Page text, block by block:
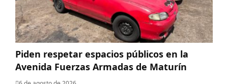
Piden respetar espacios públicos en la
Avenida Fuerzas Armadas de Maturín